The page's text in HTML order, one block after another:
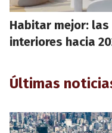
Habitar mejor:
interiores hacia
Últimas